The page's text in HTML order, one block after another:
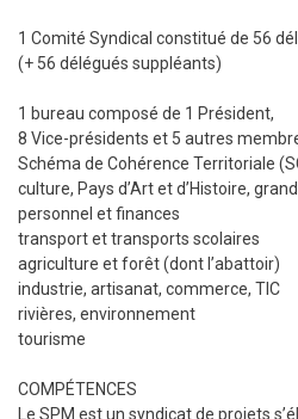
1 Comité Syndical constitué de 56
(+ 56 délégués suppléants)
1 bureau composé de 1 Président,
8 Vice-présidents et 5 autres
Schéma de Cohérence Territoriale
culture, Pays d’Art et d’Histoire,
personnel et finances
transport et transports scolaires
agriculture et forêt (dont l’abattoir)
industrie, artisanat, commerce, TIC
rivières, environnement
tourisme
COMPÉTENCES
Le SPM est un syndicat de projets